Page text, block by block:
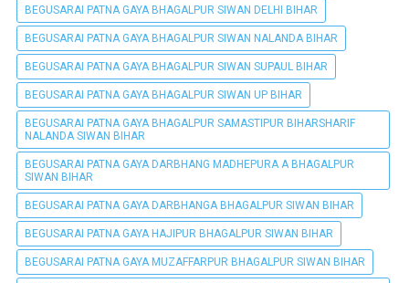
BEGUSARAI PATNA GAYA BHAGALPUR SIWAN DELHI BIHAR
BEGUSARAI PATNA GAYA BHAGALPUR SIWAN NALANDA BIHAR
BEGUSARAI PATNA GAYA BHAGALPUR SIWAN SUPAUL BIHAR
BEGUSARAI PATNA GAYA BHAGALPUR SIWAN UP BIHAR
BEGUSARAI PATNA GAYA BHAGALPUR SAMASTIPUR BIHARSHARIF
NALANDA SIWAN BIHAR
BEGUSARAI PATNA GAYA DARBHANG MADHEPURA A BHAGALPUR
SIWAN BIHAR
BEGUSARAI PATNA GAYA DARBHANGA BHAGALPUR SIWAN BIHAR
BEGUSARAI PATNA GAYA HAJIPUR BHAGALPUR SIWAN BIHAR
BEGUSARAI PATNA GAYA MUZAFFARPUR BHAGALPUR SIWAN BIHAR